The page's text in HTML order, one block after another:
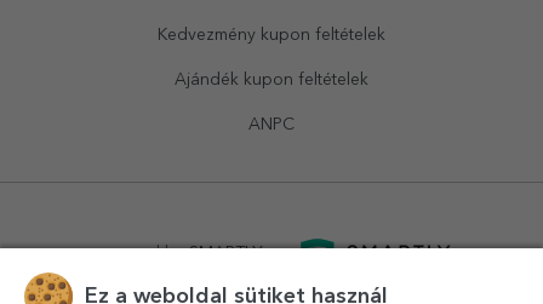
Kedvezmény kupon feltételek
Ajándék kupon feltételek
ANPC
powered bySMARTLY.ro
Ez a weboldal sütiket használ